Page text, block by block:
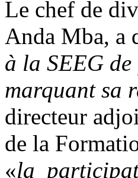
Le chef de
Anda Mba, a
à la SEEG
marquant sa
directeur
de la
«la